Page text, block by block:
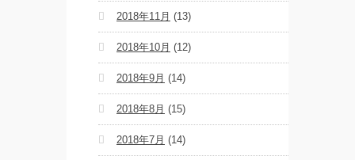
2018年11月 (13)
2018年10月 (12)
2018年9月 (14)
2018年8月 (15)
2018年7月 (14)